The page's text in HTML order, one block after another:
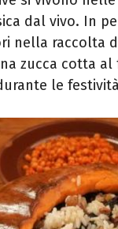
dal vivo. In
nella raccolta
zucca cotta
le